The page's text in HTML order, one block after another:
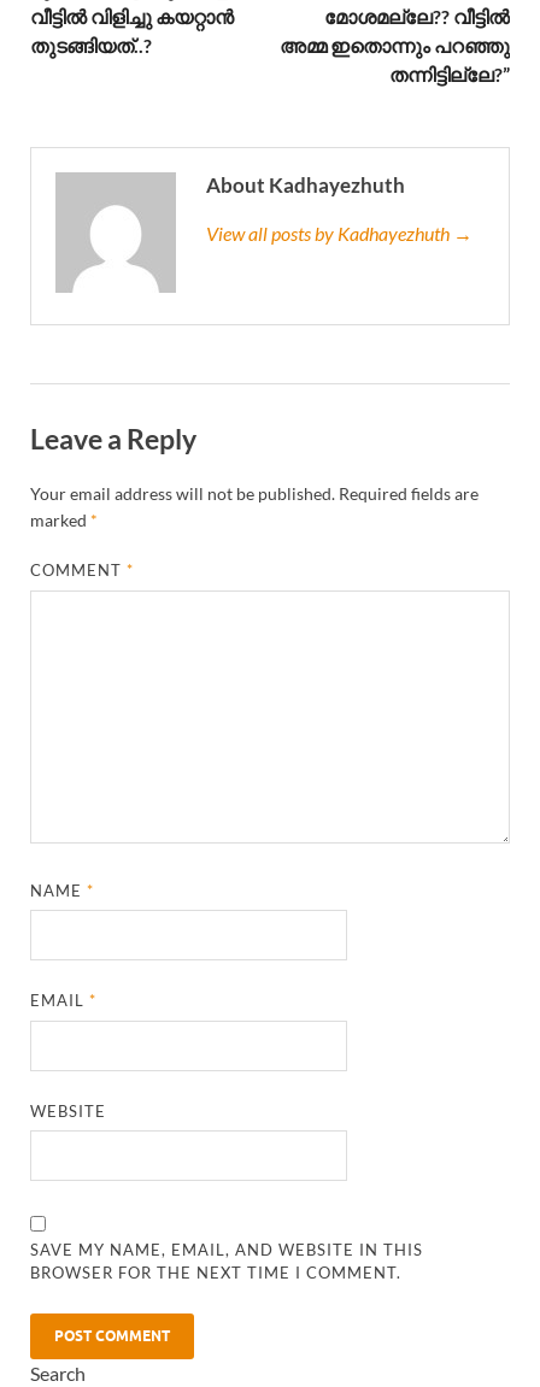
വീട്ടിൽ വിളിച്ചു കയറ്റാൻ
തുടങ്ങിയത്..?
മോശമല്ലേ?? വീട്ടിൽ
അമ്മ ഇതൊന്നും പറഞ്ഞു
തന്നിട്ടില്ലേ?”
About Kadhayezhuth
View all posts by Kadhayezhuth →
Leave a Reply
Your email address will not be published. Required fields are
marked *
COMMENT*
NAME*
EMAIL*
WEBSITE
SAVE MY NAME, EMAIL, AND WEBSITE IN THIS
BROWSER FOR THE NEXT TIME I COMMENT.
Search